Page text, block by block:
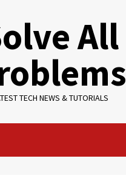
All
TECH NEWS & TUTORIALS